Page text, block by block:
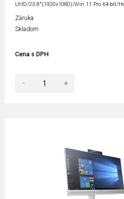
UHD/23.8"(1920x1080)/Win 11 Pro 64-bit/
Záruka
Skladom
Cena s DPH
- +